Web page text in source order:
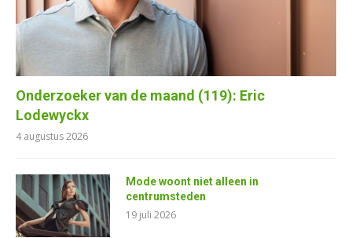
Onderzoeker van de maand (119): Eric
Lodewyckx
4 augustus 2026
Mode woont niet alleen in
centrumsteden
19 juli 2026